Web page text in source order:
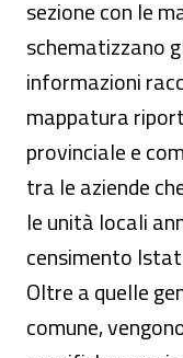
sezione con le
schematizzano
informazioni
mappatura
provinciale e
tra le aziende
le unità locali
censimento
Oltre a quelle
comune,